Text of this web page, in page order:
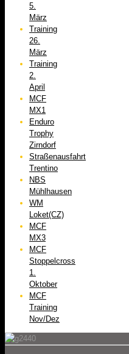
5.
März
Training
26.
März
Training
2.
April
MCF
MX1
Enduro
Trophy
Zirndorf
Straßenausfahrt
Trentino
NBS
Mühlhausen
WM
Loket(CZ)
MCF
MX3
MCF
Stoppelcross
1.
Oktober
MCF
Training
Nov/Dez